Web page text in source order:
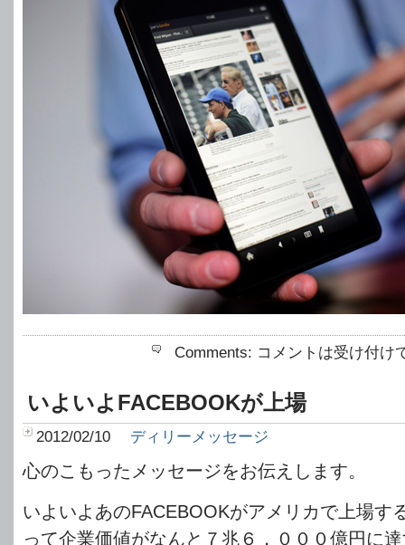
Comments: コメントは受け付け
いよいよFACEBOOKが上場
2012/02/10 ディリーメッセージ
心のこもったメッセージをお伝えします。
いよいよあのFACEBOOKがアメリカで上場す
って企業価値がなんと７兆６，０００億円に